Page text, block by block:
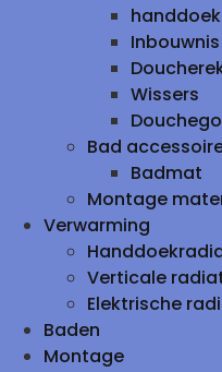
Inbouwnis
Wissers
Bad
Badmat
Montage
Verwarming
Verticale
Elektrische
Baden
Montage